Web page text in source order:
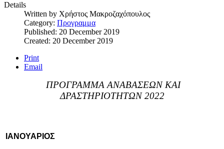
Details
Written by Χρήστος Μακροζαχόπουλος
Category: Προγραμμα
Published: 20 December 2019
Created: 20 December 2019
Print
Email
ΠΡΟΓΡΑΜΜΑ ΑΝΑΒΑΣΕΩΝ ΚΑΙ
ΔΡΑΣΤΗΡΙΟΤΗΤΩΝ 2022
ΙΑΝΟΥΑΡΙΟΣ